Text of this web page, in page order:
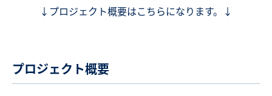
↓プロジェクト概要はこちらになります。↓
プロジェクト概要